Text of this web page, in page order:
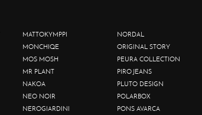
MATTOKYMPPI
MONCHIQE
MOS MOSH
MR PLANT
NAKOA
NEO NOIR
NEROGIARDINI
NORDAL
ORIGINAL STORY
PEURA COLLECTION
PIRO JEANS
PLUTO DESIGN
POLARBOX
PONS AVARCA